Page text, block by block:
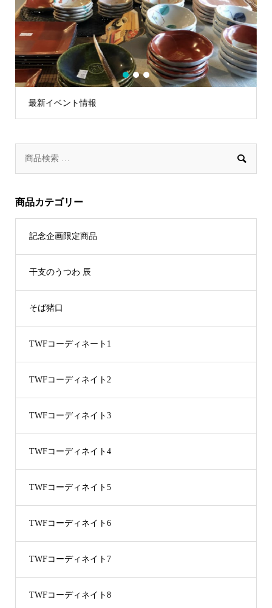
最新イベント情報
1 2 3

商品カテゴリー
記念企画限定商品
干支のうつわ 辰
そば猪口
TWFコーディネート1
TWFコーディネイト2
TWFコーディネイト3
TWFコーディネイト4
TWFコーディネイト5
TWFコーディネイト6
TWFコーディネイト7
TWFコーディネイト8